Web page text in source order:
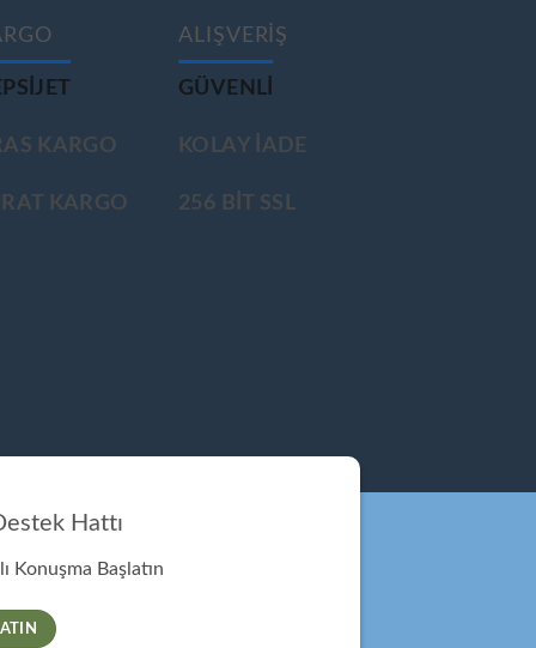
KARGO
KARGO
ALIŞVERİŞ
GÜVENLİ
KOLAY İADE
256 BİT SSL
Hattı
Konuşma Başlatın